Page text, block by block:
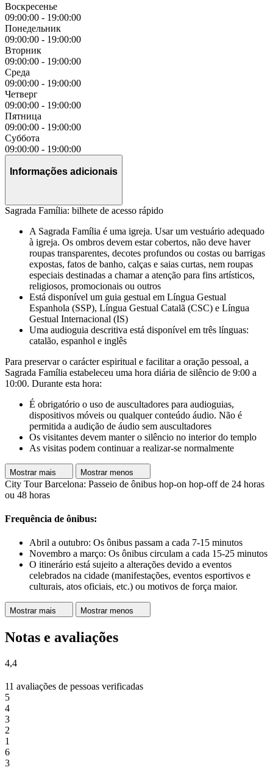
Воскресенье
09:00:00 - 19:00:00
Понедельник
09:00:00 - 19:00:00
Вторник
09:00:00 - 19:00:00
Среда
09:00:00 - 19:00:00
Четверг
09:00:00 - 19:00:00
Пятница
09:00:00 - 19:00:00
Суббота
09:00:00 - 19:00:00
Informações adicionais
Sagrada Família: bilhete de acesso rápido
A Sagrada Família é uma igreja. Usar um vestuário adequado
à igreja. Os ombros devem estar cobertos, não deve haver
roupas transparentes, decotes profundos ou costas ou barrigas
expostas, fatos de banho, calças e saias curtas, nem roupas
especiais destinadas a chamar a atenção para fins artísticos,
religiosos, promocionais ou outros
Está disponível um guia gestual em Língua Gestual
Espanhola (SSP), Língua Gestual Catalã (CSC) e Língua
Gestual Internacional (IS)
Uma audioguia descritiva está disponível em três línguas:
catalão, espanhol e inglês
Para preservar o carácter espiritual e facilitar a oração pessoal, a
Sagrada Família estabeleceu uma hora diária de silêncio de 9:00 a
10:00. Durante esta hora:
É obrigatório o uso de auscultadores para audioguias,
dispositivos móveis ou qualquer conteúdo áudio. Não é
permitida a audição de áudio sem auscultadores
Os visitantes devem manter o silêncio no interior do templo
As visitas podem continuar a realizar-se normalmente
Mostrar mais Mostrar menos
City Tour Barcelona: Passeio de ônibus hop-on hop-off de 24 horas
ou 48 horas
Frequência de ônibus:
Abril a outubro: Os ônibus passam a cada 7-15 minutos
Novembro a março: Os ônibus circulam a cada 15-25 minutos
O itinerário está sujeito a alterações devido a eventos
celebrados na cidade (manifestações, eventos esportivos e
culturais, atos oficiais, etc.) ou motivos de força maior.
Mostrar mais Mostrar menos
Notas e avaliações
4,4
11 avaliações de pessoas verificadas
5
4
3
2
1
6
3